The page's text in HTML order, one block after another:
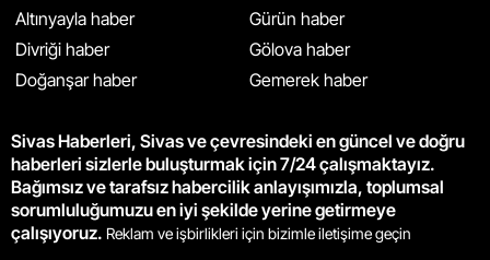
Altınyayla haber
Divriği haber
Doğanşar haber
Gürün haber
Gölova haber
Gemerek haber
Sivas Haberleri, Sivas ve çevresindeki en güncel ve doğru
haberleri sizlerle buluşturmak için 7/24 çalışmaktayız.
Bağımsız ve tarafsız habercilik anlayışımızla, toplumsal
sorumluluğumuzu en iyi şekilde yerine getirmeye
çalışıyoruz. Reklam ve işbirlikleri için bizimle iletişime geçin